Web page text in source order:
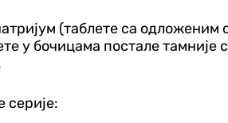
(таблете са
у бочицама постале
серије: